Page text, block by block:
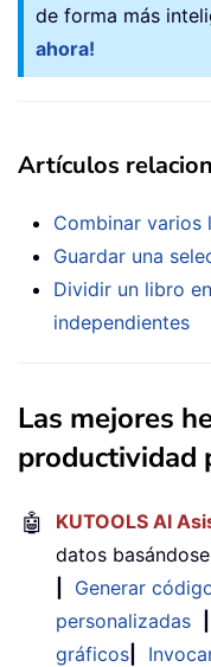
de forma más
ahora!
Artículos
Combinar varios
Guardar una
Dividir un libro
independientes
Las mejores
productividad
🤖 KUTOOLS AI
datos
Generar
personalizadas
gráficos